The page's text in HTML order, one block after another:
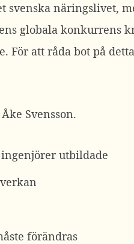
näringslivet,
globala konkurrens
att råda bot på
Svensson.
utbildade
förändras